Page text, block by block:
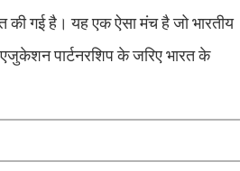
की गई है। यह एक ऐसा मंच है जो भारतीय
पार्टनरशिप के जरिए भारत के